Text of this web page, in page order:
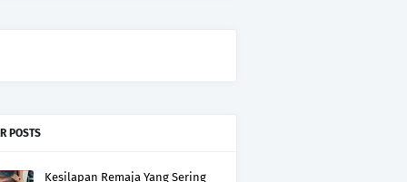
POSTS
Kesilapan Remaja Yang Sering